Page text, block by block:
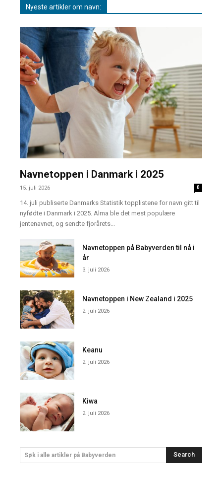
Nyeste artikler om navn:
Navnetoppen i Danmark i 2025
15. juli 2026 0
14. juli publiserte Danmarks Statistik topplistene for navn gitt til
nyfødte i Danmark i 2025. Alma ble det mest populære
jentenavnet, og sendte fjorårets...
Navnetoppen på Babyverden til nå i
år
3. juli 2026
Navnetoppen i New Zealand i 2025
2. juli 2026
Keanu
2. juli 2026
Kiwa
2. juli 2026
Søk i alle artikler på Babyverden Search